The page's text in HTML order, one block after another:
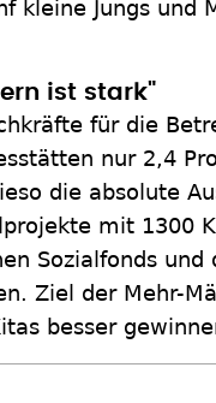
kleine Jungs und
ist stark"
für die
nur 2,4
die absolute
mit 1300
Sozialfonds und
Ziel der Mehr-
besser